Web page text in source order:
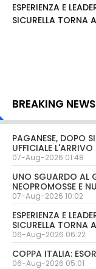
ESPERIENZA E
SICURELLA TORNA
BREAKING NEWS
PAGANESE, DOPO
UFFICIALE
07-Aug-2026 01:48
UNO SGUARDO AL
NEOPROMOSSE E
07-Aug-2026 10:02
ESPERIENZA E
SICURELLA TORNA
06-Aug-2026 06:22
COPPA ITALIA:
06-Aug-2026 05:01